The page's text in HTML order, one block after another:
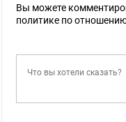
Вы можете
политике по